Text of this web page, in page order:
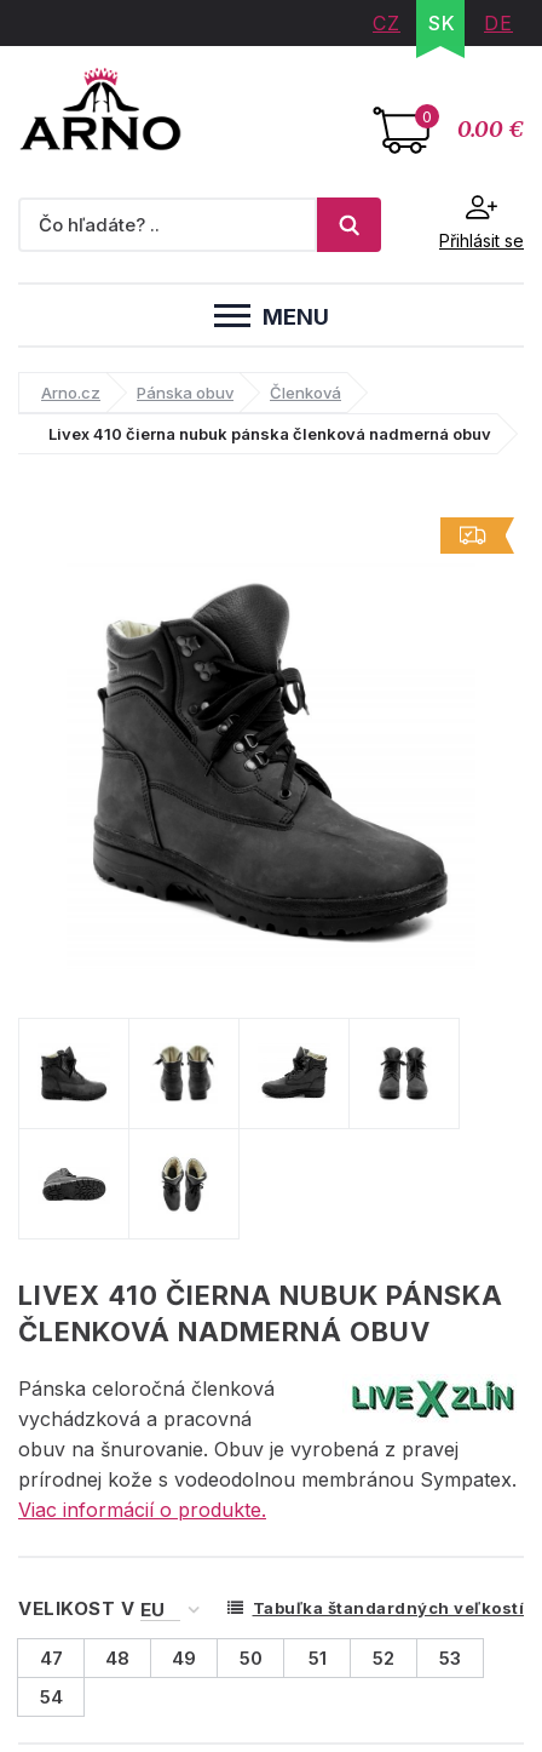
CZ SK DE
0 0.00 €
Přihlásit se
MENU
Arno.cz Pánska obuv Členková
Livex 410 čierna nubuk pánska členková nadmerná obuv
LIVEX 410 ČIERNA NUBUK PÁNSKA
ČLENKOVÁ NADMERNÁ OBUV
Pánska celoročná členková
vychádzková a pracovná
obuv na šnurovanie. Obuv je vyrobená z pravej
prírodnej kože s vodeodolnou membránou Sympatex.
Viac informácií o produkte.
VELIKOST V Tabuľka štandardných veľkostí
47 48 49 50 51 52
53
54